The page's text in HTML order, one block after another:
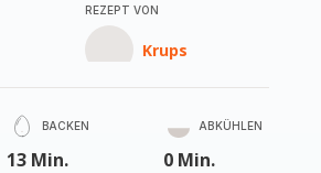
REZEPT VON
Krups
BACKEN
13 Min.
ABKÜHLEN
0 Min.